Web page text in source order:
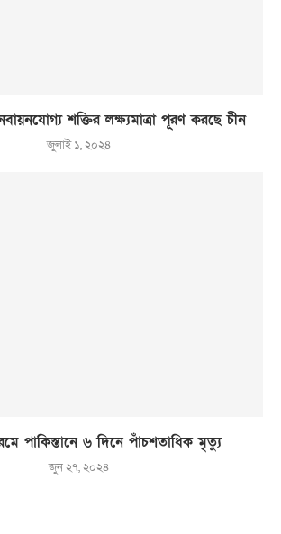
শক্তির লক্ষ্যমাত্রা পূরণ করছে চীন
জুলাই ১, ২০২৪
পাকিস্তানে ৬ দিনে পাঁচশতাধিক মৃত্যু
জুন ২৭, ২০২৪